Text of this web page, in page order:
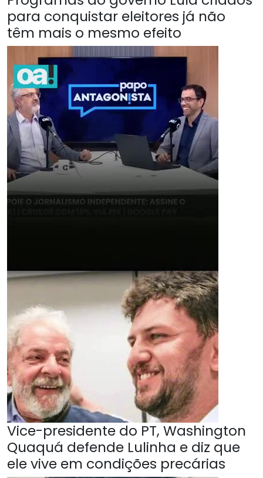
para conquistar eleitores já não
têm mais o mesmo efeito
Vice-presidente do PT, Washington
Quaquá defende Lulinha e diz que
ele vive em condições precárias